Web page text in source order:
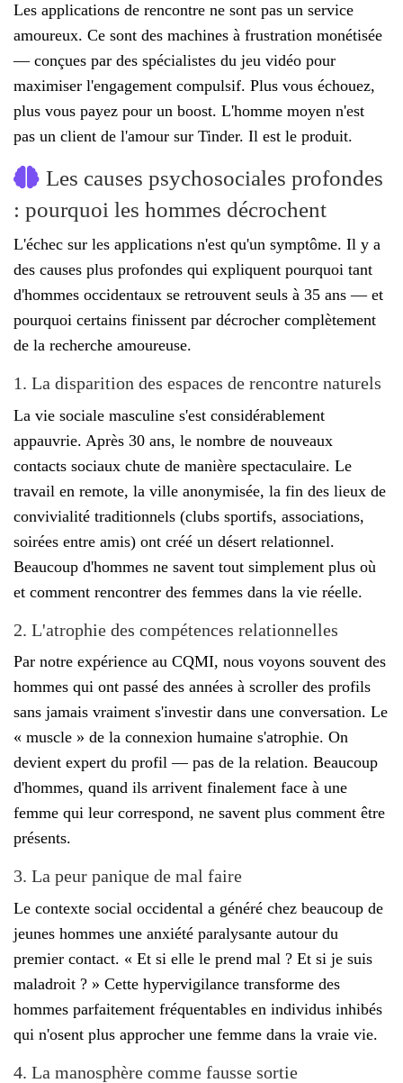
Les applications de rencontre ne sont pas un service
amoureux. Ce sont des machines à frustration monétisée
— conçues par des spécialistes du jeu vidéo pour
maximiser l'engagement compulsif. Plus vous échouez,
plus vous payez pour un boost. L'homme moyen n'est
pas un client de l'amour sur Tinder. Il est le produit.
Les causes psychosociales profondes
: pourquoi les hommes décrochent
L'échec sur les applications n'est qu'un symptôme. Il y a
des causes plus profondes qui expliquent pourquoi tant
d'hommes occidentaux se retrouvent seuls à 35 ans — et
pourquoi certains finissent par décrocher complètement
de la recherche amoureuse.
1. La disparition des espaces de rencontre naturels
La vie sociale masculine s'est considérablement
appauvrie. Après 30 ans, le nombre de nouveaux
contacts sociaux chute de manière spectaculaire. Le
travail en remote, la ville anonymisée, la fin des lieux de
convivialité traditionnels (clubs sportifs, associations,
soirées entre amis) ont créé un désert relationnel.
Beaucoup d'hommes ne savent tout simplement plus où
et comment rencontrer des femmes dans la vie réelle.
2. L'atrophie des compétences relationnelles
Par notre expérience au CQMI, nous voyons souvent des
hommes qui ont passé des années à scroller des profils
sans jamais vraiment s'investir dans une conversation. Le
« muscle » de la connexion humaine s'atrophie. On
devient expert du profil — pas de la relation. Beaucoup
d'hommes, quand ils arrivent finalement face à une
femme qui leur correspond, ne savent plus comment être
présents.
3. La peur panique de mal faire
Le contexte social occidental a généré chez beaucoup de
jeunes hommes une anxiété paralysante autour du
premier contact. « Et si elle le prend mal ? Et si je suis
maladroit ? » Cette hypervigilance transforme des
hommes parfaitement fréquentables en individus inhibés
qui n'osent plus approcher une femme dans la vraie vie.
4. La manosphère comme fausse sortie